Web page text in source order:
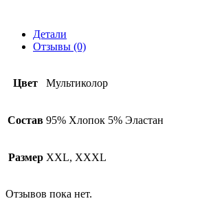
Детали
Отзывы (0)
Цвет Мультиколор
Состав 95% Хлопок 5% Эластан
Размер XXL, XXXL
Отзывов пока нет.